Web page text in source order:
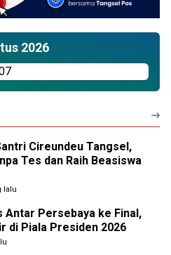
2026
Cireundeu Tangsel,
Tes dan Raih Beasiswa
lalu
Antar Persebaya ke Final,
di Piala Presiden 2026